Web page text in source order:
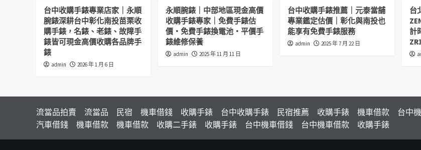
台中收購手錶專業店家｜永順
腕錶深耕台中彰化南投苗栗收
購手錶，名錶、老錶、故障手
錶皆可現金高價收購各品牌手
錶
admin 2026 年 1 月 6 日
永順腕錶｜中部地區現金高價
收購手錶專家｜免費手錶估
價・免費手錶換電池・平價手
錶維修保養
admin 2025 年 11 月 11 日
台中收購手錶推薦｜元泰當舖
專業鑑定估價｜彰化與南投也
能享有免費手錶服務
admin 2025 年 7 月 22 日
台
計
流當品拍賣 流當品 民宿 機車借錢 收購手錶 台中收購手錶 民宿推薦 收購手錶 機車借款 台中
汽車借錢
機車借款 機車借款 收購二手錶 收購手錶 台中機車借錢 台中機車借款 收購手錶